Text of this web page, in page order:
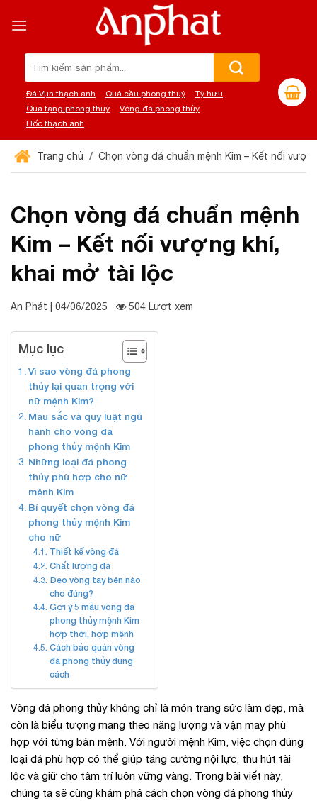
đến
Đá Vụn thạch anh Quả cầu phong thuỷ
Tỳ hưu
Quà tặng phong thuỷ
Vòng đá phong thủy
Hốc thạch anh
Trang chủ Chọn vòng đá chuẩn mệnh Kim – Kết nối
Chọn vòng đá chuẩn mệnh
Kim – Kết nối vượng khí,
khai mở tài lộc
An Phát | 04/06/2025 504 Lượt xem
Mục lục
Vì sao vòng đá phong
thủy lại quan trọng với
nữ mệnh Kim?
Màu sắc và quy luật ngũ
hành cho vòng đá
phong thủy mệnh Kim
Những loại đá phong
thủy phù hợp cho nữ
mệnh Kim
Bí quyết chọn vòng đá
phong thủy mệnh Kim
cho nữ
Thiết kế vòng đá
Chất lượng đá
Đeo vòng tay bên nào
cho đúng?
Gợi ý 5 mẫu vòng đá
phong thủy mệnh Kim
hợp thời, hợp mệnh
Cách bảo quản vòng
đá phong thủy đúng
cách
Vòng đá phong thủy không chỉ là món trang sức làm đẹp, mà
còn là biểu tượng mang theo năng lượng và vận may phù
hợp với từng bản mệnh. Với người mệnh Kim, việc chọn đúng
loại đá phù hợp có thể giúp tăng cường nội lực, thu hút tài
lộc và giữ cho tâm trí luôn vững vàng. Trong bài viết này,
chúng ta sẽ cùng khám phá cách chọn vòng đá phong thủy